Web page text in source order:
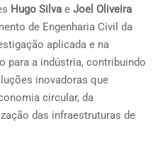
Hugo Silva e Joel Oliveira
de Engenharia Civil da
aplicada e na
para a indústria, contribuindo
inovadoras que
circular, da
das infraestruturas de